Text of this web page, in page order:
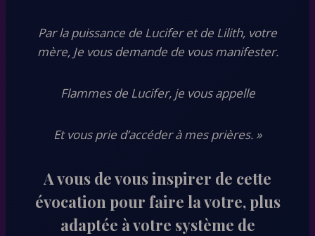
Par la puissance de Lucifer et de Lilith, votre
mère, Je vous demande de vous manifester.
Flammes de Lucifer, je vous appelle
Et vous prie d’accéder à mes prières. »
A vous de vous inspirer de cette
évocation pour faire la votre, plus
adaptée à votre système de